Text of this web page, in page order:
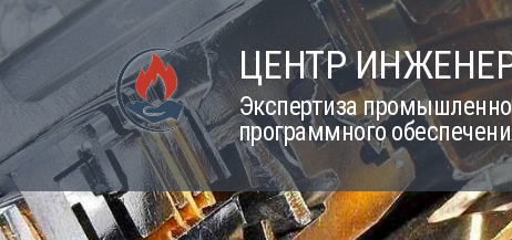
Skip
to
content
ЦЕНТР
Экспертиза
программного